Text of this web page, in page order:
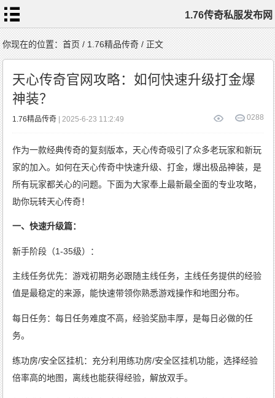
1.76传奇私服发布网
首
页
1.76
传
奇
私
服
1.76
复
传
奇
1.76
传
奇
新
1.76
传
奇
标
签
云
你现在的位置：首页/1.76精品传奇/ 正文
天心传奇官网攻略：如何快速升级打金爆
神装？
288
0
1.76精品传奇 | 2025-6-23 11:2:49
作为一款经典传奇的复刻版本，天心传奇吸引了众多老玩家和新玩
家的加入。如何在天心传奇中快速升级、打金，爆出极品神装，是
所有玩家都关心的问题。下面为大家奉上最新最全面的专业攻略，
助你玩转天心传奇！
一、快速升级篇：
新手阶段（1-35级）：
主线任务优先：游戏初期务必跟随主线任务，主线任务提供的经验
值是最稳定的来源，能快速带领你熟悉游戏操作和地图分布。
每日任务：每日任务难度不高，经验奖励丰厚，是每日必做的任
务。
练功房/安全区挂机：充分利用练功房/安全区挂机功能，选择经验
倍率高的地图，离线也能获得经验，解放双手。